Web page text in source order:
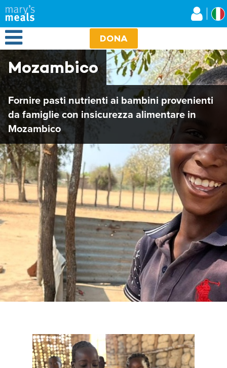
Salta
al
contenuto
principale
Open Menu DONA
Mozambico
Fornire pasti nutrienti ai bambini provenienti
da famiglie con insicurezza alimentare in
Mozambico